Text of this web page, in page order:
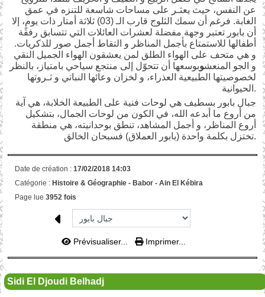
Sidi El Djoudi Belhadj
عن النفس، حيث يعثـر على مساحات شاسعة للتنزه في عمق
الغابة. فرغم أن سمك الثلوج قارب الـ (03) ثلاثة أمتار ذات يومٍ، إلا
أن بابور تعتبر وجهة مفضلة لعشرات العائلات التي تتسابق رفقة
أطفالها للاستمتاع بأجمل المناظر و التقاط أجمل صور للذكريات.
و هي متحف على الهواء الطلق لمن يعشقون الهواء الجميل النقي
و الجو المنعشوبوسعها أن تتحوّل إلى منتجع سياحي بامتياز، بالنظر
لخصوصيتها الطبيعية العذراء، و لخزان وعائها النباتي و ثـروتها
الحيوانية.
جبال بابور بسطيف هي لوحات فنية على الطبيعة الخلابة، هي آية
من أروع ما أبدعه الله، في الكون من لوحات الجمال، بتشكيل
أروع المناظر، و أجمل المشاهد، تنطق بوحدانيته، هي منطقة
تختزل بكلمة واحدة (بابور العملاق) فسبحان الخالق.
Date de création : 17/02/2018 14:03
Catégorie : Histoire & Géographie - Babor - Ain El Kébira
Page lue 3952 fois
Prévisualiser... Imprimer...